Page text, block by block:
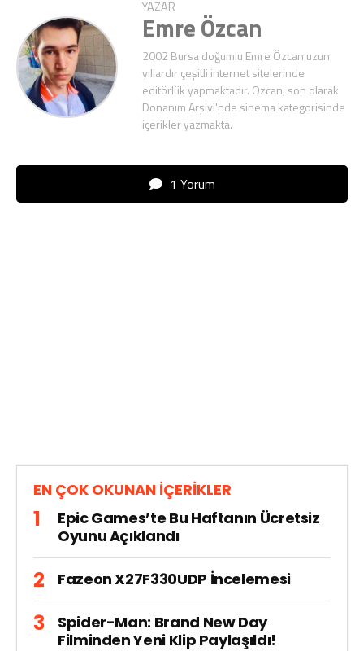
YAZAR
Emre Özcan
2002 Bursa doğumlu Emre Özcan uzun
yıllardır çeşitli internet sitelerinde
editörlük yapmaktadır. Özcan, son olarak
Donanım Arşivi'nde sinema kategorisinde
içerikler yazmakta.
1 Yorum
EN ÇOK OKUNAN İÇERİKLER
Epic Games’te Bu Haftanın Ücretsiz
Oyunu Açıklandı
Fazeon X27F330UDP İncelemesi
Spider-Man: Brand New Day
Filminden Yeni Klip Paylaşıldı!